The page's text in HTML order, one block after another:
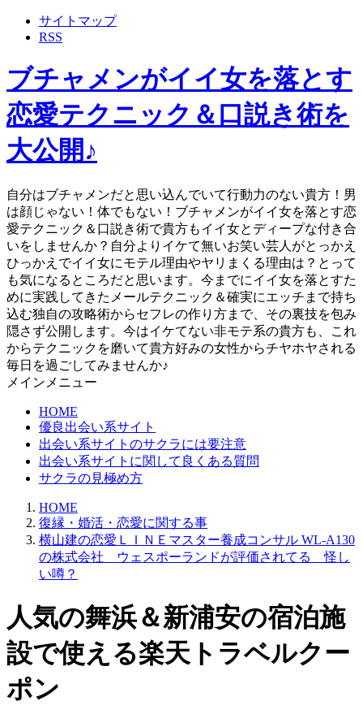
サイトマップ
RSS
ブチャメンがイイ女を落とす
恋愛テクニック＆口説き術を
大公開♪
自分はブチャメンだと思い込んでいて行動力のない貴方！男
は顔じゃない！体でもない！ブチャメンがイイ女を落とす恋
愛テクニック＆口説き術で貴方もイイ女とディープな付き合
いをしませんか？自分よりイケて無いお笑い芸人がとっかえ
ひっかえでイイ女にモテル理由やヤリまくる理由は？とって
も気になるところだと思います。今までにイイ女を落とすた
めに実践してきたメールテクニック＆確実にエッチまで持ち
込む独自の攻略術からセフレの作り方まで、その裏技を包み
隠さず公開します。今はイケてない非モテ系の貴方も、これ
からテクニックを磨いて貴方好みの女性からチヤホヤされる
毎日を過ごしてみませんか♪
メインメニュー
HOME
優良出会い系サイト
出会い系サイトのサクラには要注意
出会い系サイトに関して良くある質問
サクラの見極め方
HOME
復縁・婚活・恋愛に関する事
横山建の恋愛ＬＩＮＥマスター養成コンサル WL-A130
の株式会社 ウェスポーランドが評価されてる 怪し
い噂？
人気の舞浜＆新浦安の宿泊施
設で使える楽天トラベルクー
ポン